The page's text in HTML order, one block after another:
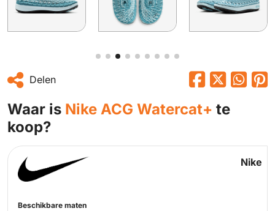
Delen
Waar is Nike ACG Watercat+ te
koop?
Nike
Beschikbare maten